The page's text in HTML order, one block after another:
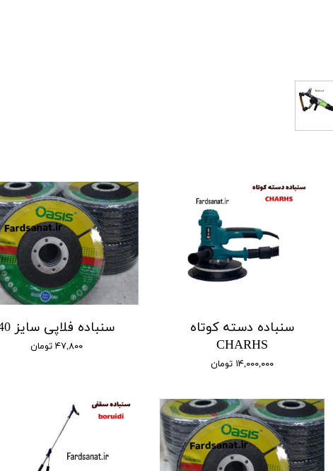
سنباده دسته کوتاه
CHARHS
۱۴,۰۰۰,۰۰۰ تومان
سنباده فلاپی سایز 40
۴۷,۸۰۰ تومان